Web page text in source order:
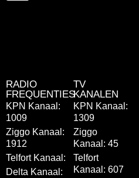
RADIO
FREQUENTIES
KPN Kanaal:
1009
Ziggo Kanaal:
1912
Telfort Kanaal:
Delta Kanaal:
TV
KANALEN
KPN Kanaal:
1309
Ziggo
Kanaal: 45
Telfort
Kanaal: 607